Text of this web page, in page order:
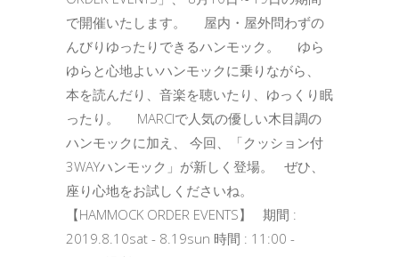
で開催いたします。 屋内・屋外問わずの
んびりゆったりできるハンモック。 ゆら
ゆらと心地よいハンモックに乗りながら、
本を読んだり、音楽を聴いたり、ゆっくり眠
ったり。 MARCIで人気の優しい木目調の
ハンモックに加え、 今回、「クッション付
3WAYハンモック」が新しく登場。 ぜひ、
座り心地をお試しくださいね。
【HAMMOCK ORDER EVENTS】 期間 :
2019.8.10sat - 8.19sun 時間 : 11:00 -